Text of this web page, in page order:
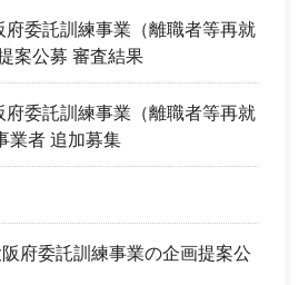
府委託訓練事業（離職者等再就
案公募 審査結果
府委託訓練事業（離職者等再就
業者 追加募集
府委託訓練事業の企画提案公